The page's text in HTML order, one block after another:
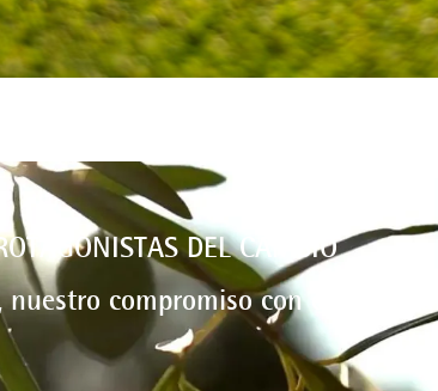
DEL CAMBIO
nuestro compromiso con el medio